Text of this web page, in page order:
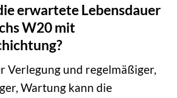
erwartete Lebensdauer
W20 mit
Verlegung und regelmäßiger,
Wartung kann die